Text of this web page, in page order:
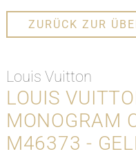
ZURÜCK ZUR
Louis Vuitton
LOUIS
MONOGRAM
M46373 -